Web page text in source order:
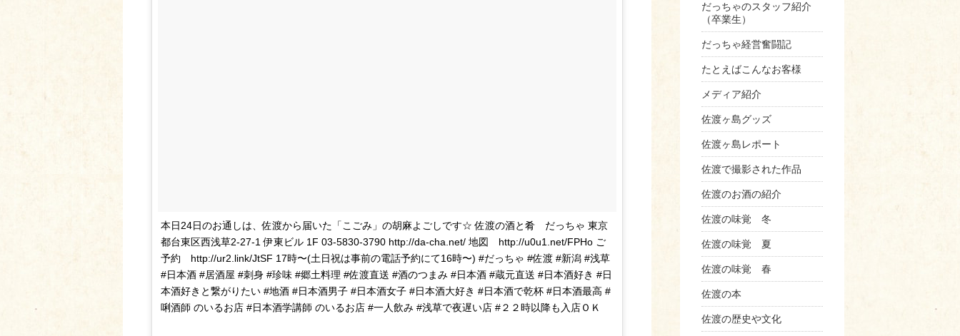
本日24日のお通しは、佐渡から届いた「こごみ」の胡麻よごしです☆ 佐渡の酒と肴 だっちゃ 東京
都台東区西浅草2-27-1 伊東ビル 1F 03-5830-3790 http://da-cha.net/ 地図 http://u0u1.net/FPHo ご
予約 http://ur2.link/JtSF 17時〜(土日祝は事前の電話予約にて16時〜) #だっちゃ #佐渡 #新潟 #浅草
#日本酒 #居酒屋 #刺身 #珍味 #郷土料理 #佐渡直送 #酒のつまみ #日本酒 #蔵元直送 #日本酒好き #日
本酒好きと繋がりたい #地酒 #日本酒男子 #日本酒女子 #日本酒大好き #日本酒で乾杯 #日本酒最高 #
唎酒師 のいるお店 #日本酒学講師 のいるお店 #一人飲み #浅草で夜遅い店 #２２時以降も入店ＯＫ
だっちゃのスタッフ紹介
（卒業生）
だっちゃ経営奮闘記
たとえばこんなお客様
メディア紹介
佐渡ヶ島グッズ
佐渡ヶ島レポート
佐渡で撮影された作品
佐渡のお酒の紹介
佐渡の味覚 冬
佐渡の味覚 夏
佐渡の味覚 春
佐渡の本
佐渡の歴史や文化